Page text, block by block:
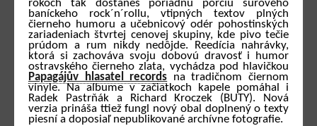
rokoch tak dostaneš poriadnu porciu surového
baníckeho rock´n´rollu, vtipných textov plných
čierneho humoru a učebnicový odér pohostinských
zariadeniach štvrtej cenovej skupiny, kde pivo tečie
prúdom a rum nikdy nedôjde. Reedícia nahrávky,
ktorá si zachováva svoju dobovú dravosť i humor
ostravského čierneho zlata, vychádza pod hlavičkou
Papagájův hlasatel records na tradičnom čiernom
vinyle. Na albume v začiatkoch kapele pomáhal i
Radek Pastrňák a Richard Kroczek (BUTY). Nová
verzia prináša ttiež fungl nový obal doplnený o texty
piesní a doposiaľ nepublikované archívne fotografie.